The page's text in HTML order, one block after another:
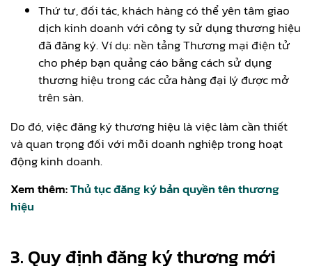
Thứ tư, đối tác, khách hàng có thể yên tâm giao
dịch kinh doanh với công ty sử dụng thương hiệu
đã đăng ký. Ví dụ: nền tảng Thương mại điện tử
cho phép bạn quảng cáo bằng cách sử dụng
thương hiệu trong các cửa hàng đại lý được mở
trên sàn.
Do đó, việc đăng ký thương hiệu là việc làm cần thiết
và quan trọng đối với mỗi doanh nghiệp trong hoạt
động kinh doanh.
Xem thêm:Thủ tục đăng ký bản quyền tên thương
hiệu
3. Quy định đăng ký thương mới